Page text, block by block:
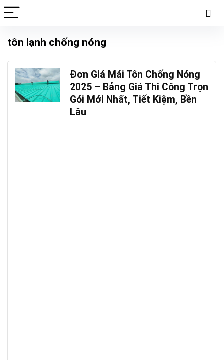
tôn lạnh chống nóng
Đơn Giá Mái Tôn Chống Nóng
2025 – Bảng Giá Thi Công Trọn
Gói Mới Nhất, Tiết Kiệm, Bền
Lâu